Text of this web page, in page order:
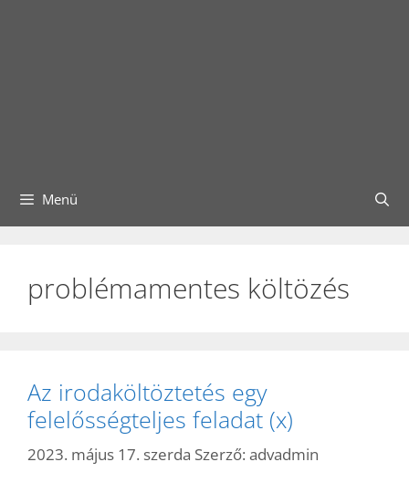
Menü
problémamentes költözés
Az irodaköltöztetés egy
felelősségteljes feladat (x)
2023. május 17. szerda Szerző: advadmin